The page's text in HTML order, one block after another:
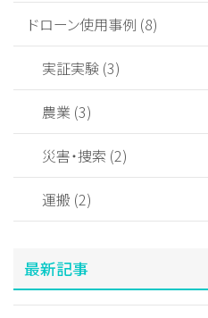
ドローン使用事例 (8)
実証実験 (3)
農業 (3)
災害・捜索 (2)
運搬 (2)
最新記事